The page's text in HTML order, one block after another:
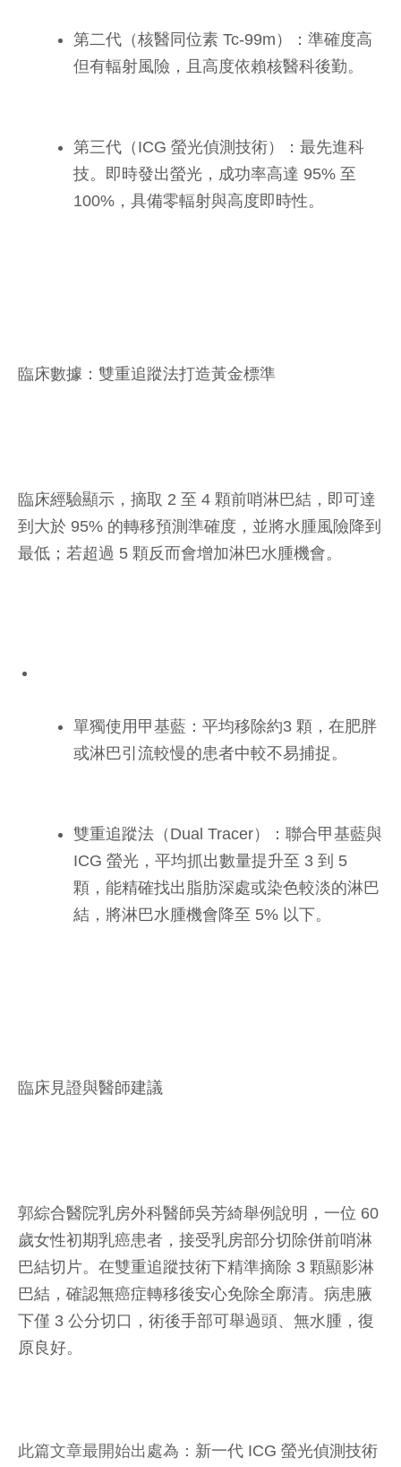
第二代（核醫同位素 Tc-99m）：準確度高
但有輻射風險，且高度依賴核醫科後勤。
第三代（ICG 螢光偵測技術）：最先進科
技。即時發出螢光，成功率高達 95% 至
100%，具備零輻射與高度即時性。
臨床數據：雙重追蹤法打造黃金標準
臨床經驗顯示，摘取 2 至 4 顆前哨淋巴結，即可達
到大於 95% 的轉移預測準確度，並將水腫風險降到
最低；若超過 5 顆反而會增加淋巴水腫機會。
單獨使用甲基藍：平均移除約3 顆，在肥胖
或淋巴引流較慢的患者中較不易捕捉。
雙重追蹤法（Dual Tracer）：聯合甲基藍與
ICG 螢光，平均抓出數量提升至 3 到 5
顆，能精確找出脂肪深處或染色較淡的淋巴
結，將淋巴水腫機會降至 5% 以下。
臨床見證與醫師建議
郭綜合醫院乳房外科醫師吳芳綺舉例說明，一位 60
歲女性初期乳癌患者，接受乳房部分切除併前哨淋
巴結切片。在雙重追蹤技術下精準摘除 3 顆顯影淋
巴結，確認無癌症轉移後安心免除全廓清。病患腋
下僅 3 公分切口，術後手部可舉過頭、無水腫，復
原良好。
此篇文章最開始出處為： 新一代 ICG 螢光偵測技術